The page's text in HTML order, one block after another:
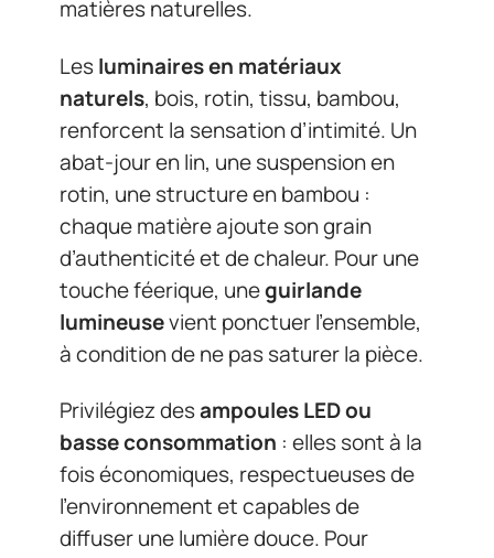
matières naturelles.
Lesluminaires en matériaux
naturels, bois, rotin, tissu, bambou,
renforcent la sensation d’intimité. Un
abat-jour en lin, une suspension en
rotin, une structure en bambou :
chaque matière ajoute son grain
d’authenticité et de chaleur. Pour une
touche féerique, uneguirlande
lumineusevient ponctuer l’ensemble,
à condition de ne pas saturer la pièce.
Privilégiez desampoules LED ou
basse consommation : elles sont à la
fois économiques, respectueuses de
l’environnement et capables de
diffuser une lumière douce. Pour